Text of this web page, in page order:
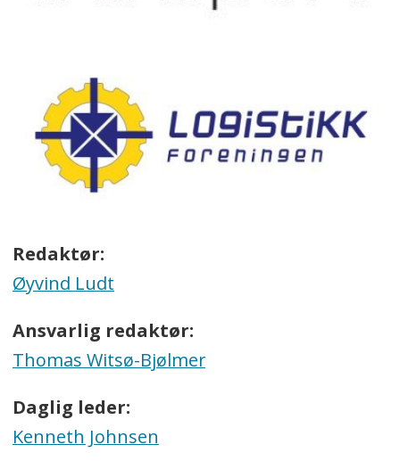
Redaktør:
Øyvind Ludt
Ansvarlig redaktør:
Thomas Witsø-Bjølmer
Daglig leder:
Kenneth Johnsen